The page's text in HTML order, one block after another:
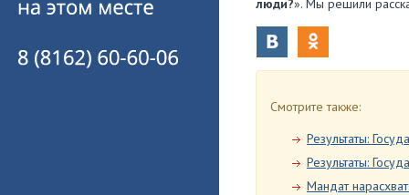
люди?». Мы решили
Смотрите также:
Результаты:
Результаты:
Мандат